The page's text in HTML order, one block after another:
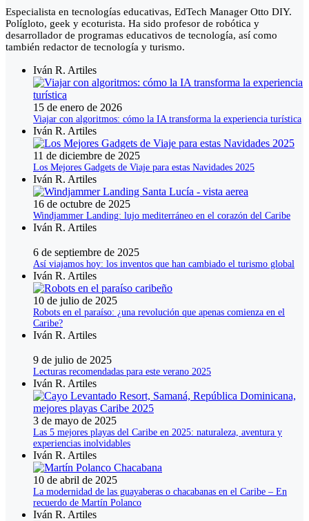
Especialista en tecnologías educativas, EdTech Manager Otto DIY.
Polígloto, geek y ecoturista. Ha sido profesor de robótica y
desarrollador de programas educativos de tecnología, así como
también redactor de tecnología y turismo.
Iván R. Artiles
15 de enero de 2026
Viajar con algoritmos: cómo la IA transforma la experiencia turística
Iván R. Artiles
11 de diciembre de 2025
Los Mejores Gadgets de Viaje para estas Navidades 2025
Iván R. Artiles
16 de octubre de 2025
Windjammer Landing: lujo mediterráneo en el corazón del Caribe
Iván R. Artiles
6 de septiembre de 2025
Así viajamos hoy: los inventos que han cambiado el turismo global
Iván R. Artiles
10 de julio de 2025
Robots en el paraíso: ¿una revolución que apenas comienza en el
Caribe?
Iván R. Artiles
9 de julio de 2025
Lecturas recomendadas para este verano 2025
Iván R. Artiles
3 de mayo de 2025
Las 5 mejores playas del Caribe en 2025: naturaleza, aventura y
experiencias inolvidables
Iván R. Artiles
10 de abril de 2025
La modernidad de las guayaberas o chacabanas en el Caribe – En
recuerdo de Martín Polanco
Iván R. Artiles